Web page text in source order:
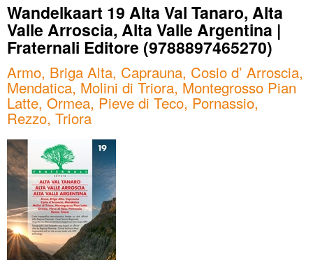
Wandelkaart 19 Alta Val Tanaro, Alta
Valle Arroscia, Alta Valle Argentina |
Fraternali Editore (9788897465270)
Armo, Briga Alta, Caprauna, Cosio d’ Arroscia,
Mendatica, Molini di Triora, Montegrosso Pian
Latte, Ormea, Pieve di Teco, Pornassio,
Rezzo, Triora